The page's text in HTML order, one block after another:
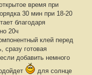
время при
30 мин при 18-20
благодаря
20ч
клей перед
сразу готовая
добавить немного
для солнце